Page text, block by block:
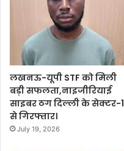
लखनऊ-यूपी STF को मिली
बड़ी सफलता,नाइजीरियाई
साइबर ठग दिल्ली के सेक्टर-1
से गिरफ्तार।
July 19, 2026